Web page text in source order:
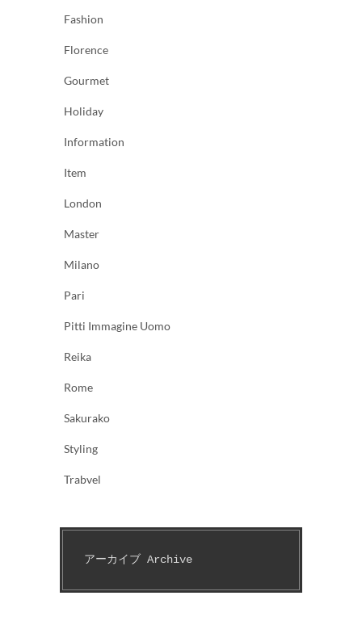
Fashion
Florence
Gourmet
Holiday
Information
Item
London
Master
Milano
Pari
Pitti Immagine Uomo
Reika
Rome
Sakurako
Styling
Trabvel
アーカイブ Archive